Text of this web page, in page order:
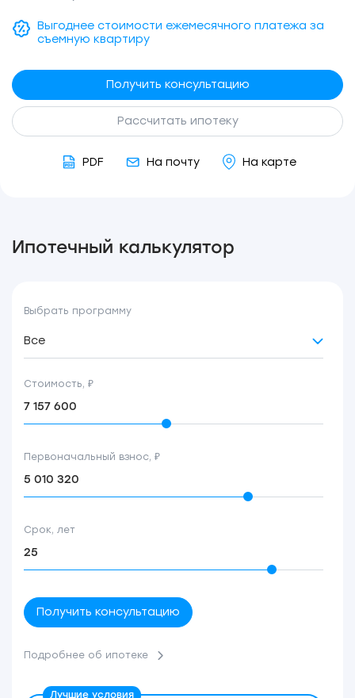
Выгоднее стоимости ежемесячного платежа за
съемную квартиру
Получить консультацию
Рассчитать ипотеку
PDF На почту На карте
Ипотечный калькулятор
Выбрать программу
Все
Стоимость, ₽
Первоначальный взнос, ₽
Срок, лет
Получить консультацию
Подробнее об ипотеке